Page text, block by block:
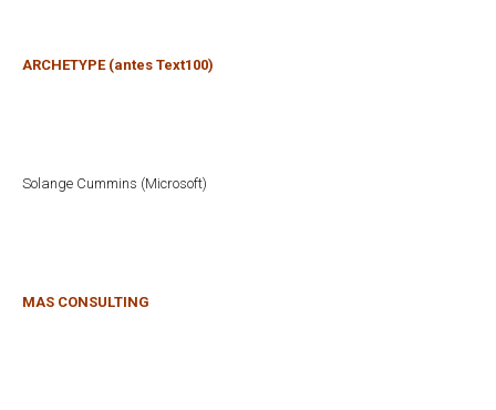
ARCHETYPE (antes Text100)
Solange Cummins (Microsoft)
MAS CONSULTING